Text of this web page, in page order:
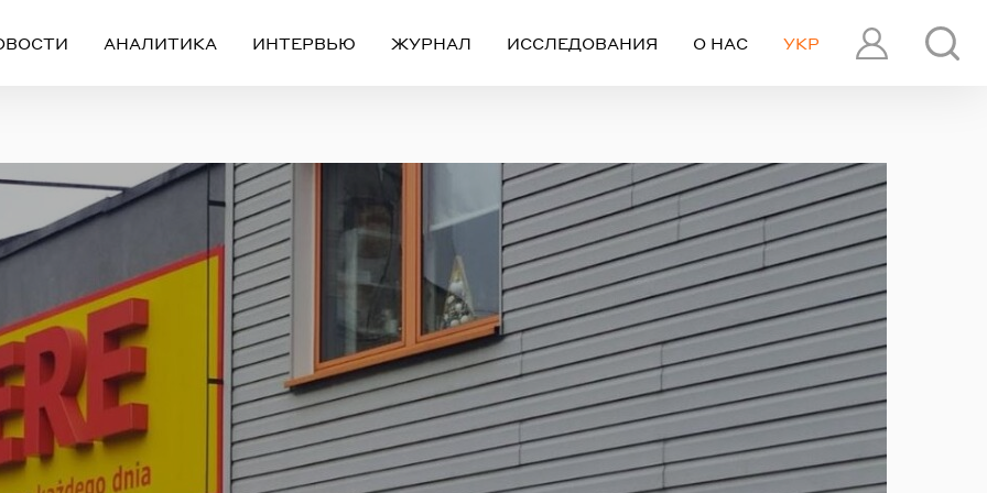
ПРОФИЛЬ
УКР
АНАЛИТИКА ИНТЕРВЬЮ ЖУРНАЛ ИССЛЕДОВАНИЯ О НАС
Вход Регистрация
ЧЕРЕЗ СОЦИАЛЬНЫЕ СЕТИ
FACEBOOK GOOGLE
ИЛИ